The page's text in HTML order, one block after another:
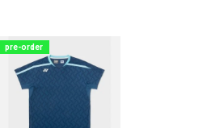
pre-order